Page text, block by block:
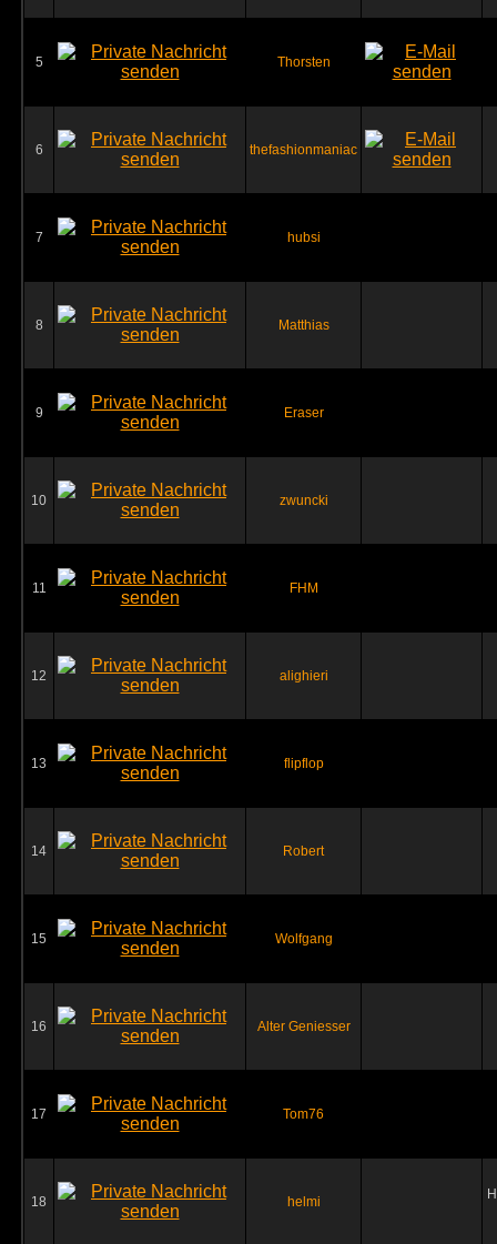
5 Thorsten
6 thefashionmaniac
7 hubsi
8 Matthias
9 Eraser
10 zwuncki
11 FHM
12 alighieri
13 flipflop
14 Robert
15 Wolfgang
16 Alter Geniesser
17 Tom76
18 helmi